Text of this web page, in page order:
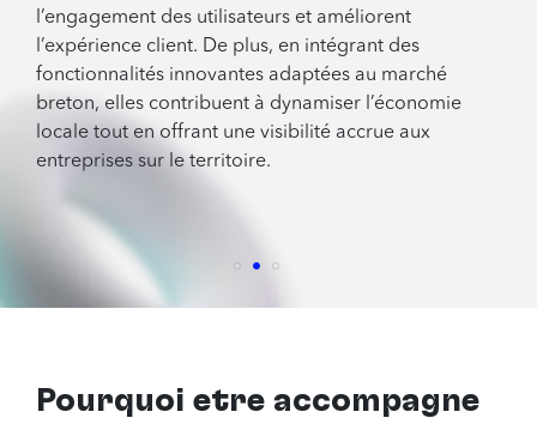
l’engagement des utilisateurs et améliorent
l’expérience client. De plus, en intégrant des
fonctionnalités innovantes adaptées au marché
breton, elles contribuent à dynamiser l’économie
locale tout en offrant une visibilité accrue aux
entreprises sur le territoire.
Pourquoi être accompagné